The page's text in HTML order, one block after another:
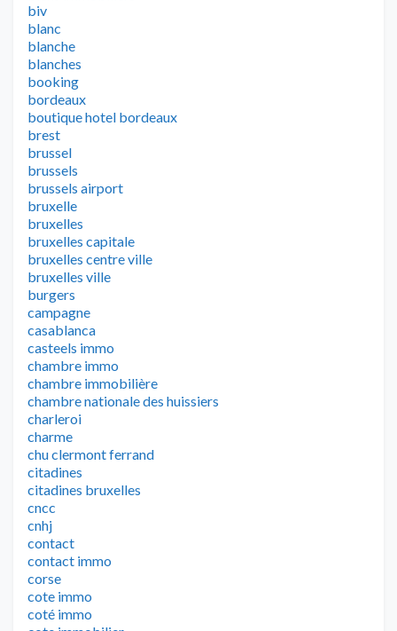
biv
blanc
blanche
blanches
booking
bordeaux
boutique hotel bordeaux
brest
brussel
brussels
brussels airport
bruxelle
bruxelles
bruxelles capitale
bruxelles centre ville
bruxelles ville
burgers
campagne
casablanca
casteels immo
chambre immo
chambre immobilière
chambre nationale des huissiers
charleroi
charme
chu clermont ferrand
citadines
citadines bruxelles
cncc
cnhj
contact
contact immo
corse
cote immo
coté immo